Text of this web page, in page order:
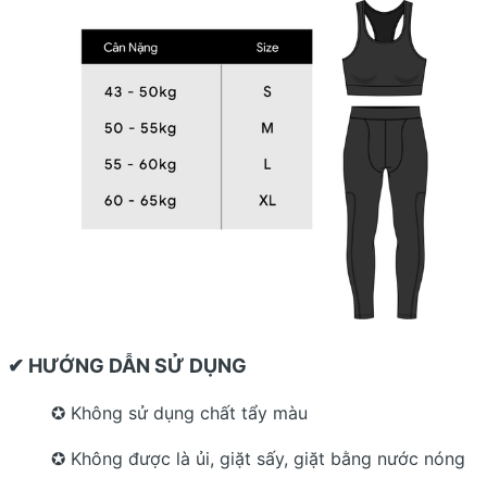
✔ HƯỚNG DẪN SỬ DỤNG
✪ Không sử dụng chất tẩy màu
✪ Không được là ủi, giặt sấy, giặt bằng nước nóng